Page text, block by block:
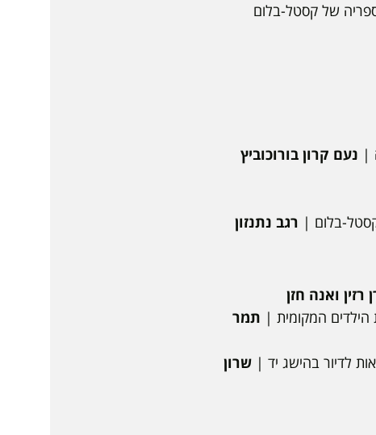
של קסטל-בלום
| נעם קרון בורוכוביץ
בלום | רגב נתנזון
רזין ואנה חזן
הילדים המקומית | תמר
לדיור בהישג יד | שרון